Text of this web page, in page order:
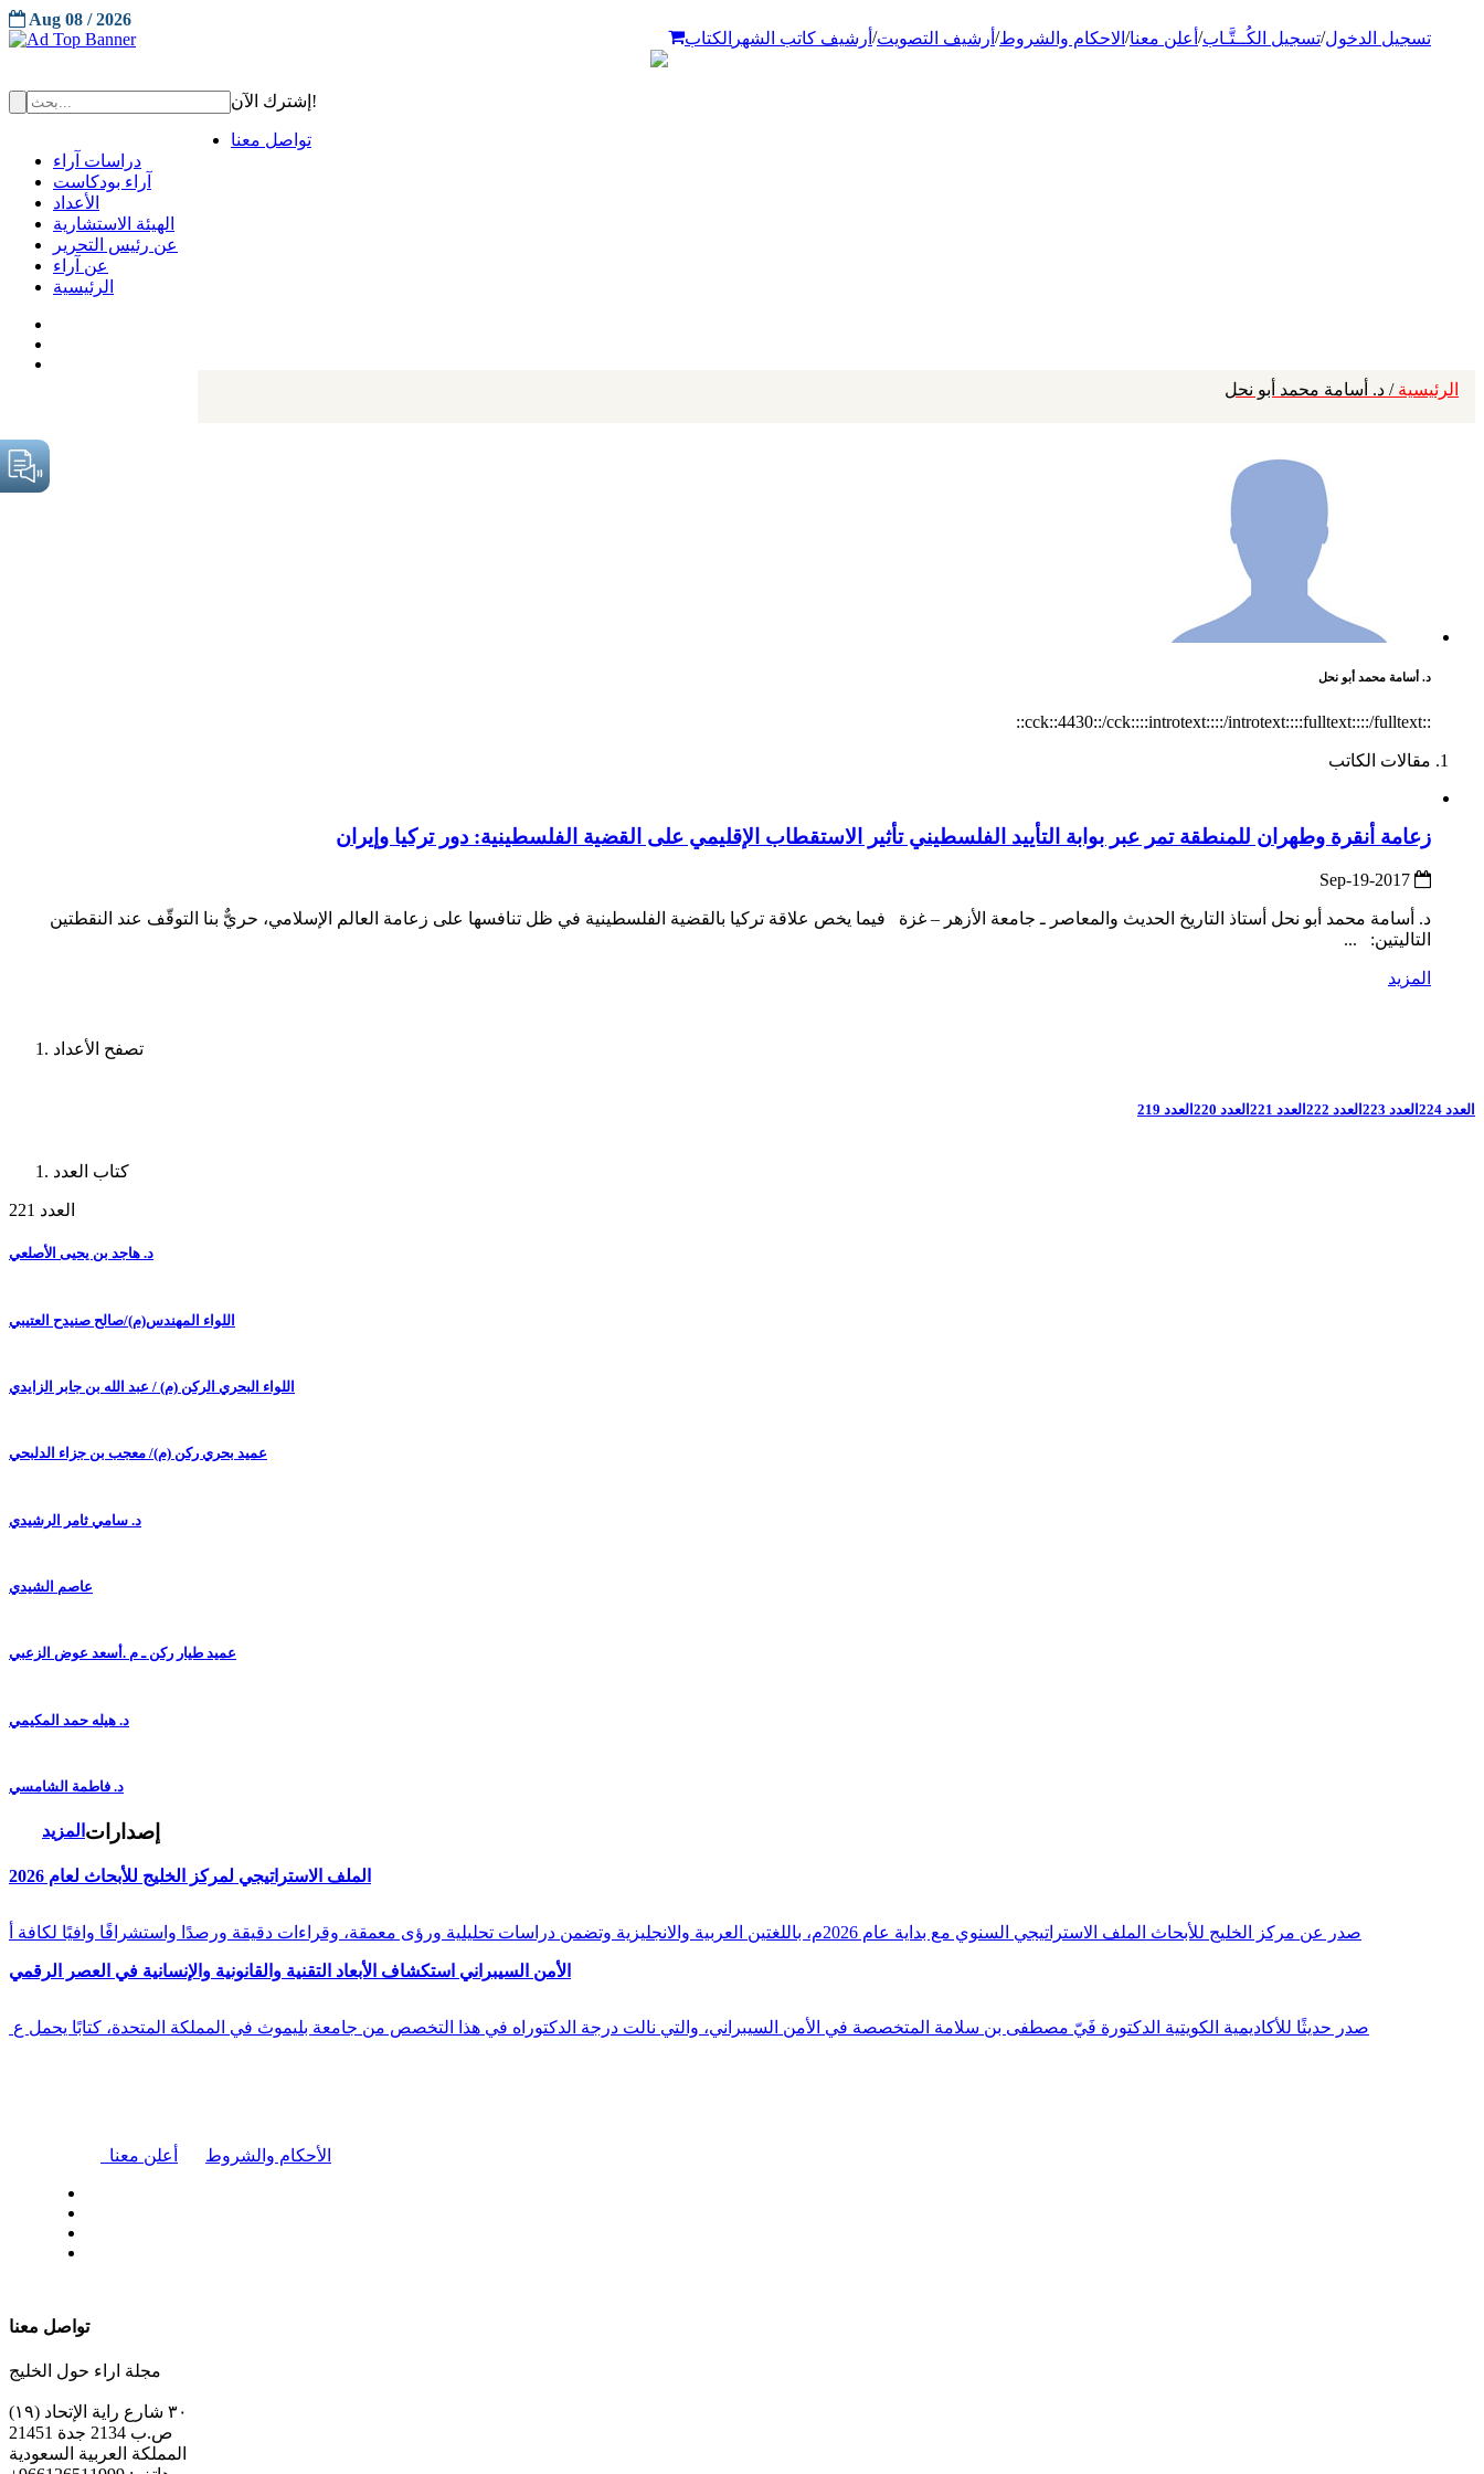
تسجيل الدخول/تسجيل الكُــتَّـاب/ أعلن معنا/ الاحكام والشروط/ أرشيف التصويت/ أرشيف كاتب الشهر الكتاب
Aug 08 / 2026
إشترك الآن!
تواصل معنا
دراسات آراء
آراء بودكاست
الأعداد
الهيئة الاستشارية
عن رئيس التحرير
عن آراء
الرئيسية
الرئيسية / د. أسامة محمد أبو نحل
د. أسامة محمد أبو نحل
::cck::4430::/cck::::introtext::::/introtext::::fulltext::::/fulltext::
مقالات الكاتب
زعامة أنقرة وطهران للمنطقة تمر عبر بوابة التأييد الفلسطيني تأثير الاستقطاب الإقليمي على القضية الفلسطينية: دور تركيا وإيران
د. أسامة محمد أبو نحل أستاذ التاريخ الحديث والمعاصر ـ جامعة الأزهر – غزة فيما يخص علاقة تركيا بالقضية الفلسطينية في ظل تنافسها على زعامة العالم الإسلامي، حريٌّ بنا التوقّف عند النقطتين
التاليتين: ...
المزيد
تصفح الأعداد
العدد 224 العدد 223 العدد 222 العدد 221 العدد 220 العدد 219
كتاب العدد
العدد 221
د. هاجد بن يحيى الأصلعي
اللواء المهندس(م)/صالح صنيدح العتيبي
اللواء البحري الركن (م) / عبد الله بن جابر الزايدي
عميد بحري ركن (م)/ معجب بن جزاء الدلبحي
د. سامي ثامر الرشيدي
عاصم الشيدي
عميد طيار ركن ـ م .أسعد عوض الزعبي
د. هيله حمد المكيمي
د. فاطمة الشامسي
المزيد إصدارات
الملف الاستراتيجي لمركز الخليج للأبحاث لعام 2026
صدر عن مركز الخليج للأبحاث الملف الاستراتيجي السنوي مع بداية عام 2026م، باللغتين العربية والانجليزية وتضمن دراسات تحليلية ورؤى معمقة، وقراءات دقيقة ورصدًا واستشرافًا وافيًا لكافة أ
الأمن السيبراني استكشاف الأبعاد التقنية والقانونية والإنسانية في العصر الرقمي
صدر حديثًا للأكاديمية الكويتية الدكتورة فَيّ مصطفى بن سلامة المتخصصة في الأمن السيبراني، والتي نالت درجة الدكتوراه في هذا التخصص من جامعة بليموث في المملكة المتحدة، كتابًا يحمل ع
أعلن معنا الأحكام والشروط
تواصل معنا
مجلة اراء حول الخليج
٣٠ شارع راية الإتحاد (١٩)
ص.ب 2134 جدة 21451
المملكة العربية السعودية